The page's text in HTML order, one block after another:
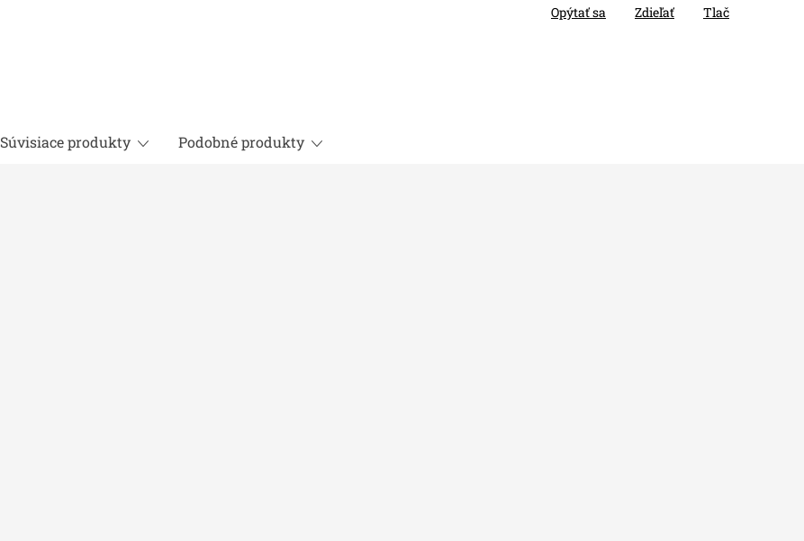
Tlač
Opýtať sa Zdieľať
Súvisiace produkty Podobné produkty